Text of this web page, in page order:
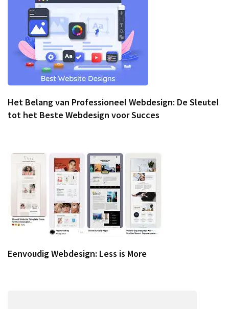
Het Belang van Professioneel Webdesign: De Sleutel
tot het Beste Webdesign voor Succes
Eenvoudig Webdesign: Less is More